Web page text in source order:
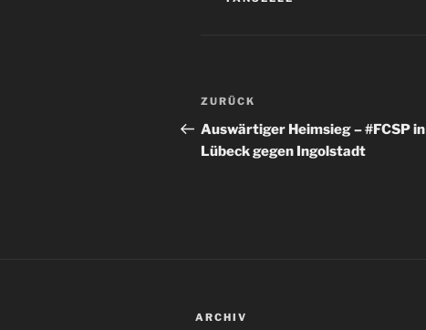
Beitragsnavigation
Vorheriger
Beitrag
ZURÜCK
Auswärtiger Heimsieg – #FCSP in
Lübeck gegen Ingolstadt
ARCHIV